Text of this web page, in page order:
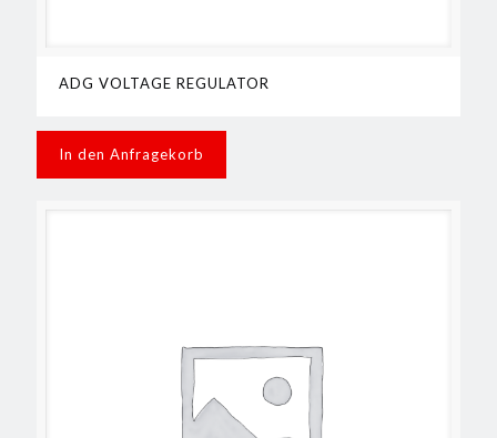
ADG VOLTAGE REGULATOR
In den Anfragekorb